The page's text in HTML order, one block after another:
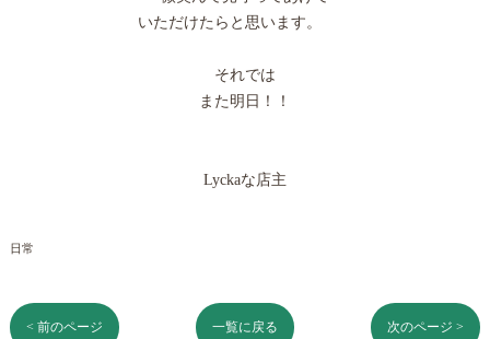
いただけたらと思います。
それでは
また明日！！
Lyckaな店主
日常
< 前のページ 一覧に戻る 次のページ >